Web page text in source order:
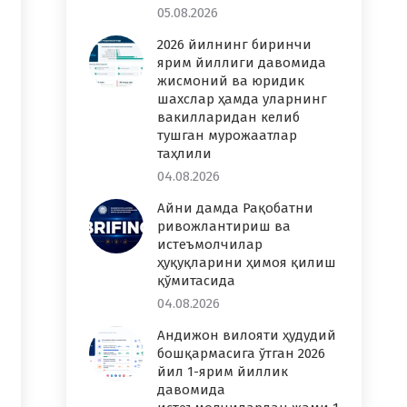
05.08.2026
2026 йилнинг биринчи
ярим йиллиги давомида
жисмоний ва юридик
шахслар ҳамда уларнинг
вакилларидан келиб
тушган мурожаатлар
таҳлили
04.08.2026
Айни дамда Рақобатни
ривожлантириш ва
истеъмолчилар
ҳуқуқларини ҳимоя қилиш
қўмитасида
04.08.2026
Андижон вилояти ҳудудий
бошқармасига ўтган 2026
йил 1-ярим йиллик
давомида